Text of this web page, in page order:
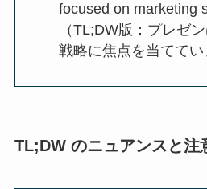
focused on marketing
（TL;DW版：プレゼ
戦略に焦点を当ててい
TL;DW のニュアンスと注